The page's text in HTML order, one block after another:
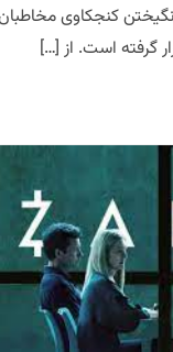
کنجکاوی
گرفته است. از […]